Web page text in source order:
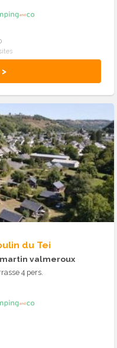
du Tei
valmeroux
4 pers.